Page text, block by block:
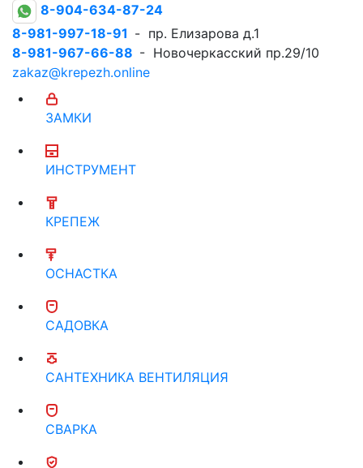
8-904-634-87-24
8-981-997-18-91 - пр. Елизарова д.1
8-981-967-66-88 - Новочеркасский пр.29/10
zakaz@krepezh.online
ЗАМКИ
ИНСТРУМЕНТ
КРЕПЕЖ
ОСНАСТКА
САДОВКА
САНТЕХНИКА ВЕНТИЛЯЦИЯ
СВАРКА